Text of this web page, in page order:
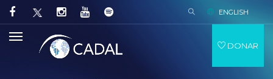
ENGLISH
DONAR